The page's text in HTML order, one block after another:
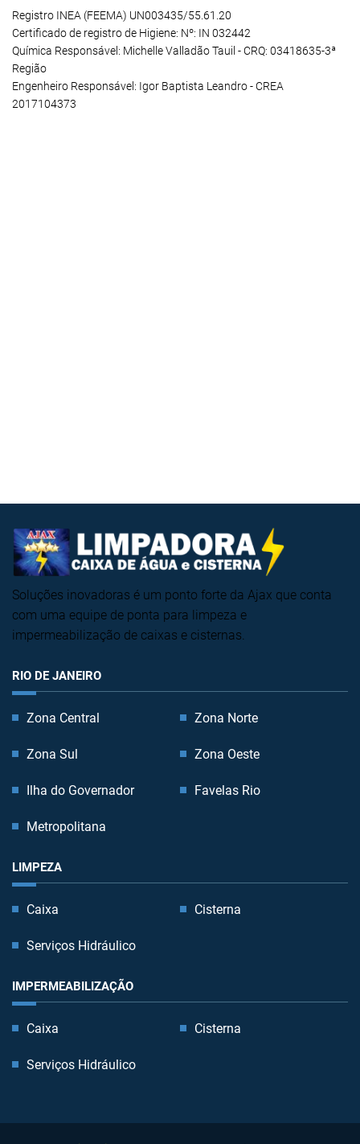
Registro INEA (FEEMA) UN003435/55.61.20
Certificado de registro de Higiene: Nº: IN 032442
Química Responsável: Michelle Valladão Tauil - CRQ: 03418635-3ª
Região
Engenheiro Responsável: Igor Baptista Leandro - CREA
2017104373
Soluções inovadoras é um ponto forte da Ajax que conta
com uma equipe de ponta para limpeza e
impermeabilização de caixas e cisternas.
RIO DE JANEIRO
Zona Central Zona Norte
Zona Sul Zona Oeste
Ilha do Governador Favelas Rio
Metropolitana
LIMPEZA
Caixa Cisterna
Serviços Hidráulico
IMPERMEABILIZAÇÃO
Caixa Cisterna
Serviços Hidráulico